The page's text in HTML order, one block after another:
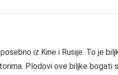
iz Kine i Rusije. To je
Plodovi ove biljke bogati